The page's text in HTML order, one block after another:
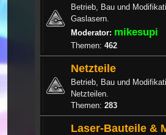
Betrieb, Bau und
Gaslasern.
Moderator: mikesupi
Themen: 462
Netzteile
Betrieb, Bau und
Netzteilen.
Themen: 283
Laser-Bauteile &